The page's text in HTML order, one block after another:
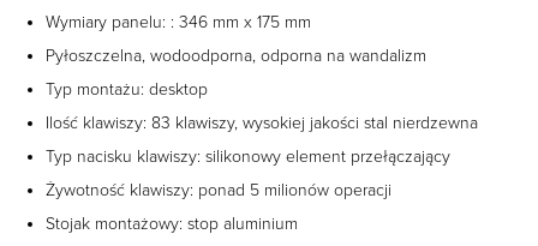
Wymiary panelu: : 346 mm x 175 mm
Pyłoszczelna, wodoodporna, odporna na wandalizm
Typ montażu: desktop
Ilość klawiszy: 83 klawiszy, wysokiej jakości stal nierdzewna
Typ nacisku klawiszy: silikonowy element przełączający
Żywotność klawiszy: ponad 5 milionów operacji
Stojak montażowy: stop aluminium